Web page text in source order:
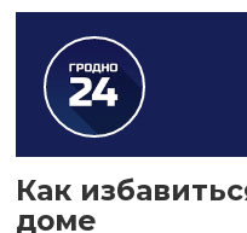
Как
доме